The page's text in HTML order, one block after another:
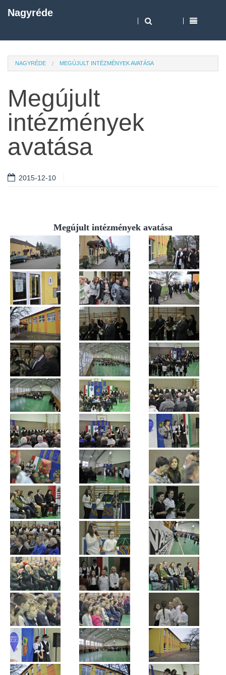
Nagyréde
NAGYRÉDE MEGÚJULT INTÉZMÉNYEK AVATÁSA
Megújult
intézmények
avatása
2015-12-10
Megújult intézmények avatása